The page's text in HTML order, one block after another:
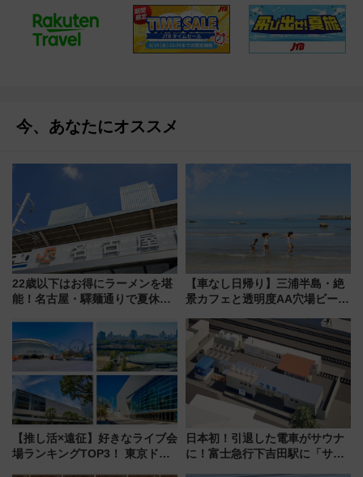
今、あなたにオススメ
22歳以下はお得にラーメンを堪
能！名古屋・驛麺通りで夏休み
【車なし日帰り】三浦半島・絶
景カフェと透明度AA穴場ビーチ
用してストレスフリー旅へ行こ
う！
【推し活×遠征】好きなライブ会
場ランキングTOP3！ 東京ドー
日本初！引退した電車がサウナ
に！富士急行下吉田駅に「サ電